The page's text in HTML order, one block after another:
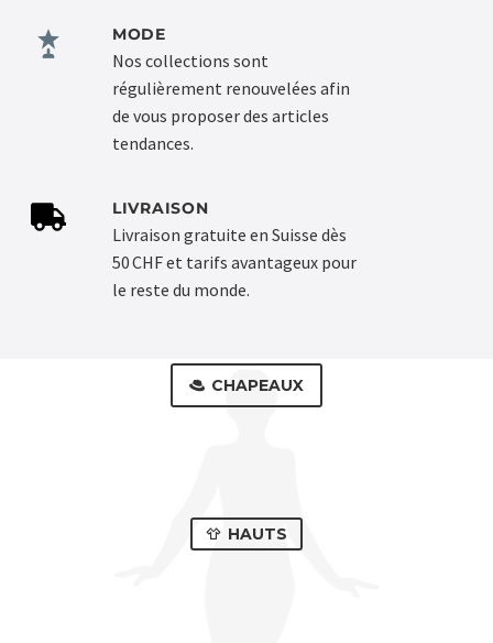
MODE
Nos collections sont
régulièrement renouvelées afin
de vous proposer des articles
tendances.
LIVRAISON
Livraison gratuite en Suisse dès
50 CHF et tarifs avantageux pour
le reste du monde.
CHAPEAUX
HAUTS